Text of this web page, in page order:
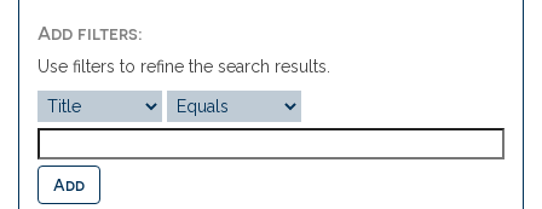
Add filters:
Use filters to refine the search results.